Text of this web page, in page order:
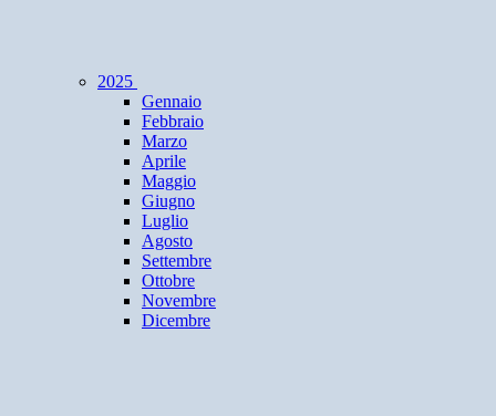
2025
Gennaio
Febbraio
Marzo
Aprile
Maggio
Giugno
Luglio
Agosto
Settembre
Ottobre
Novembre
Dicembre